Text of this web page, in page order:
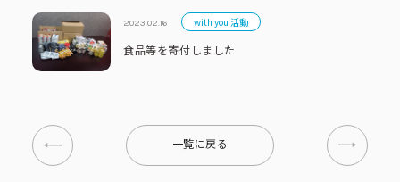
2023.02.16 with you 活動
食品等を寄付しました
一覧に戻る